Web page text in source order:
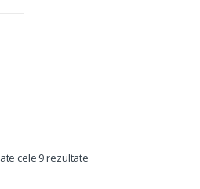
cele 9 rezultate